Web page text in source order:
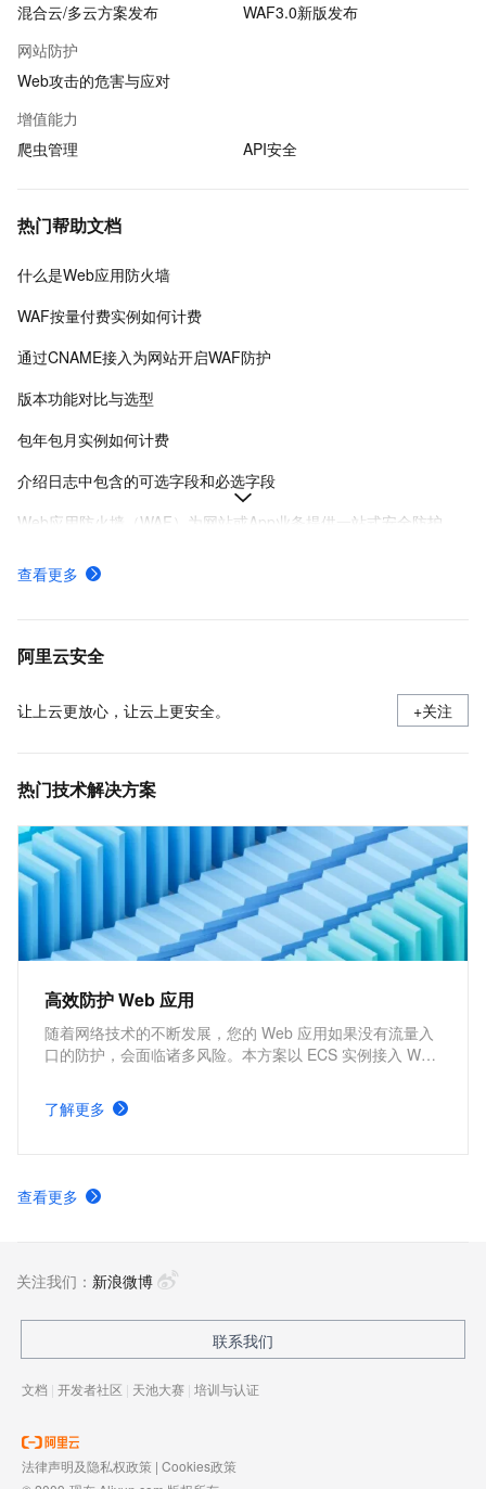
混合云/多云方案发布
WAF3.0新版发布
网站防护
Web攻击的危害与应对
增值能力
爬虫管理
API安全
热门帮助文档
什么是Web应用防火墙
WAF按量付费实例如何计费
通过CNAME接入为网站开启WAF防护
版本功能对比与选型
包年包月实例如何计费
介绍日志中包含的可选字段和必选字段
Web应用防火墙（WAF）为网站或App业务提供一站式安全防护
如何在控制台使用WAF
包年包月付费和按量付费如何计费（WAF3.0）
查看更多
阿里云安全
让上云更放心，让云上更安全。 +关注
热门技术解决方案
高效防护 Web 应用
随着网络技术的不断发展，您的 Web 应用如果没有流量入
口的防护，会面临诸多风险。本方案以 ECS 实例接入 WAF
护，避免网站服务器被恶意入侵导致性能异常等问题，保障
网站的业务安全和数据安全。同时，为您节约开发成本，满
了解更多
查看更多
关注我们： 新浪微博
联系我们
文档 | 开发者社区 | 天池大赛 | 培训与认证
法律声明及隐私权政策 | Cookies政策